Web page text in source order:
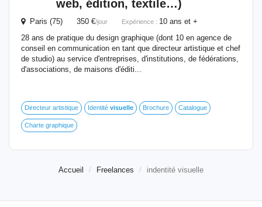
web, édition, textile…)
Paris (75) 350 €/jour Expérience : 10 ans et +
28 ans de pratique du design graphique (dont 10 en agence de
conseil en communication en tant que directeur artistique et chef
de studio) au service d'entreprises, d'institutions, de fédérations,
d'associations, de maisons d'éditi...
Directeur artistique Identité visuelle Brochure Catalogue
Charte graphique
Accueil Freelances indentité visuelle